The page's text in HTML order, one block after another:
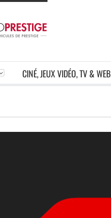
CINÉ, JEUX VIDÉO, TV & WEB